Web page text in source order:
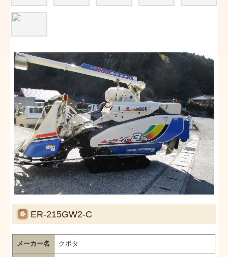
ER-215GW2-C
メーカー名 クボタ